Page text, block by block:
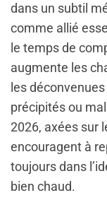
dans un subtil
comme allié
le temps de
augmente les
les
précipités ou
2026, axées sur
encouragent à
toujours dans
bien chaud.